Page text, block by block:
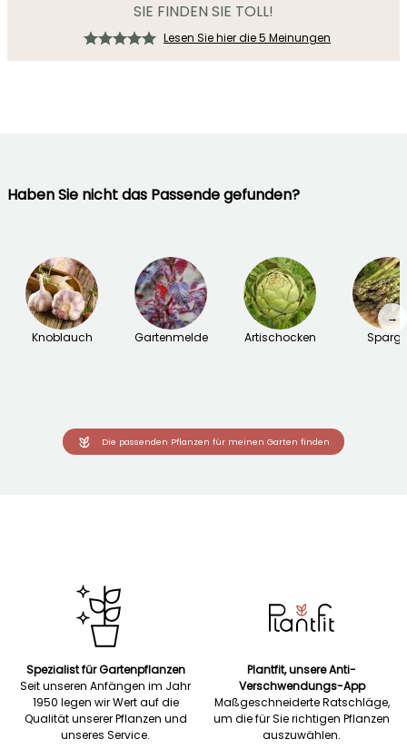
SIE FINDEN SIE TOLL!
Lesen Sie hier die 5 Meinungen
Haben Sie nicht das Passende gefunden?
Knoblauch Gartenmelde Artischocken
→
Die passenden Pflanzen für meinen Garten finden
Spezialist für Gartenpflanzen
Seit unseren Anfängen im Jahr
1950 legen wir Wert auf die
Qualität unserer Pflanzen und
unseres Service.
Plantfit, unsere Anti-
Verschwendungs-App
Maßgeschneiderte Ratschläge,
um die für Sie richtigen Pflanzen
auszuwählen.